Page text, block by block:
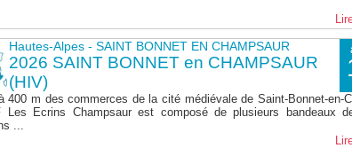
Hautes-Alpes - SAINT BONNET EN CHAMPSAUR
2026 SAINT BONNET en CHAMPSAUR
(HIV)
400 m des commerces de la cité médiévale de Saint-Bonnet-en-
Les Ecrins Champsaur est composé de plusieurs bandeaux
...